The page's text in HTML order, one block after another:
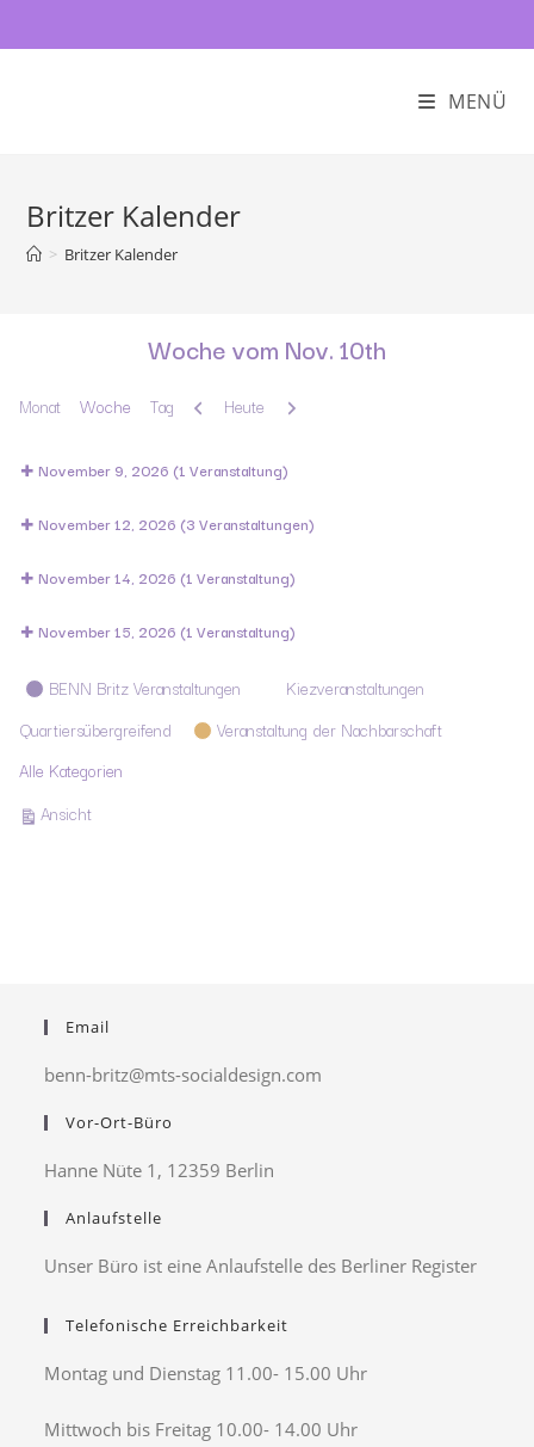
MENÜ
Britzer Kalender
> Britzer Kalender
Woche vom Nov. 10th
Monat Woche Tag Zurück
Heute Weiter
November 9, 2026 (1 Veranstaltung)
November 12, 2026 (3 Veranstaltungen)
November 14, 2026 (1 Veranstaltung)
November 15, 2026 (1 Veranstaltung)
Kategorien
BENN Britz Veranstaltungen
Kiezveranstaltungen
Quartiersübergreifend
Veranstaltung der Nachbarschaft
Alle Kategorien
Ansichtausdrucken
Email
benn-britz@mts-socialdesign.com
Vor-Ort-Büro
Hanne Nüte 1, 12359 Berlin
Anlaufstelle
Unser Büro ist eine Anlaufstelle des Berliner Register
Telefonische Erreichbarkeit
Montag und Dienstag 11.00- 15.00 Uhr
Mittwoch bis Freitag 10.00- 14.00 Uhr